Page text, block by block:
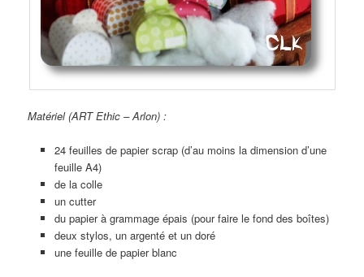
Matériel (ART Ethic – Arlon) :
24 feuilles de papier scrap (d’au moins la dimension d’une
feuille A4)
de la colle
un cutter
du papier à grammage épais (pour faire le fond des boîtes)
deux stylos, un argenté et un doré
une feuille de papier blanc